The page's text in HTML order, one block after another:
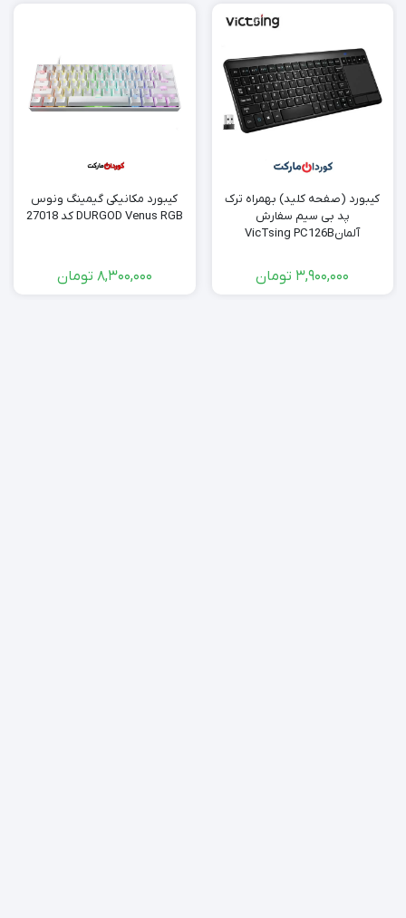
کیبورد (صفحه کلید) بهمراه ترک
پد بی سیم سفارش
آلمانVicTsing PC126B
3,900,000 تومان
کیبورد مکانیکی گیمینگ ونوس
DURGOD Venus RGB کد 27018
8,300,000 تومان